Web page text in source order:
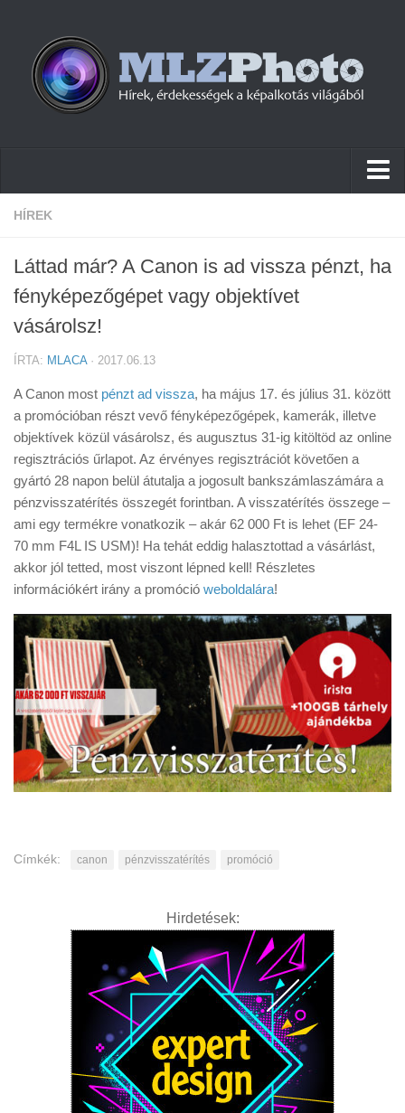
Hírek
Cikkek
Szoftver
Tanácsok
Érdekességek
Helyszíni Riport
E-BB
HÍREK
Láttad már? A Canon is ad vissza pénzt, ha
fényképezőgépet vagy objektívet
vásárolsz!
ÍRTA: MLACA· 2017.06.13
A Canon most pénzt ad vissza, ha május 17. és július 31. között
a promócióban részt vevő fényképezőgépek, kamerák, illetve
objektívek közül vásárolsz, és augusztus 31-ig kitöltöd az online
regisztrációs űrlapot. Az érvényes regisztrációt követően a
gyártó 28 napon belül átutalja a jogosult bankszámlaszámára a
pénzvisszatérítés összegét forintban. A visszatérítés összege –
ami egy termékre vonatkozik – akár 62 000 Ft is lehet (EF 24-
70 mm F4L IS USM)! Ha tehát eddig halasztottad a vásárlást,
akkor jól tetted, most viszont lépned kell! Részletes
információkért irány a promóció weboldalára!
Címkék: canon pénzvisszatérítés promóció
Hirdetések: